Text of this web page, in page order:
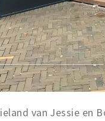
van Jessie en